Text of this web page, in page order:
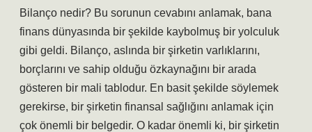
Bilanço nedir? Bu sorunun cevabını anlamak, bana
finans dünyasında bir şekilde kaybolmuş bir yolculuk
gibi geldi. Bilanço, aslında bir şirketin varlıklarını,
borçlarını ve sahip olduğu özkaynağını bir arada
gösteren bir mali tablodur. En basit şekilde söylemek
gerekirse, bir şirketin finansal sağlığını anlamak için
çok önemli bir belgedir. O kadar önemli ki, bir şirketin